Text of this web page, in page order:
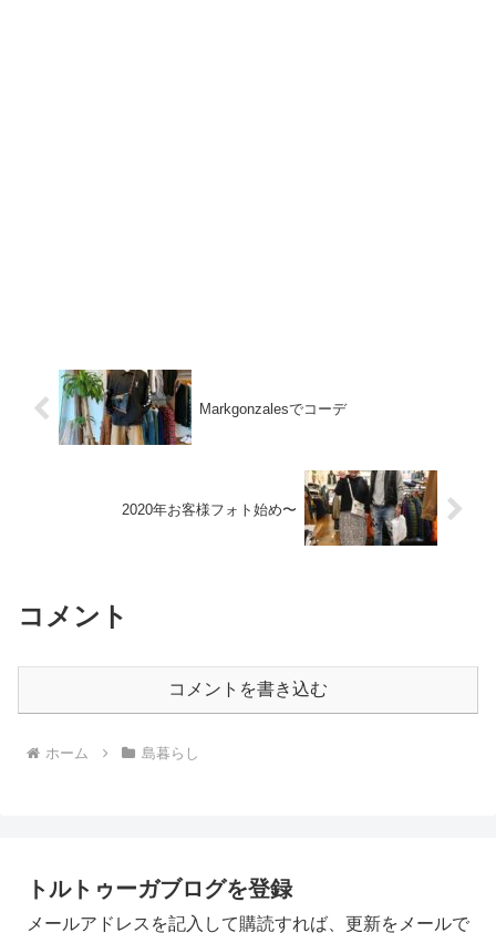
Markgonzalesでコーデ
2020年お客様フォト始め〜
コメント
コメントを書き込む
ホーム 島暮らし
トルトゥーガブログを登録
メールアドレスを記入して購読すれば、更新をメールで